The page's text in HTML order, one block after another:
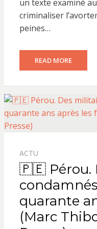
un texte examiné
criminaliser
peines…
READ MORE
ACTU
🇵🇪 Pérou.
quarante
(Marc